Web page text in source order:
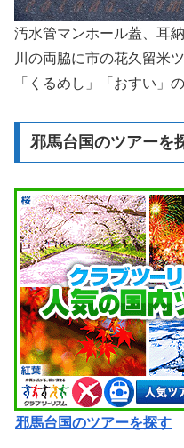
汚水管マンホール蓋、耳
川の両脇に市の花久留米
「くるめし」「おすい」の
邪馬台国のツアーを
邪馬台国のツアーを探す